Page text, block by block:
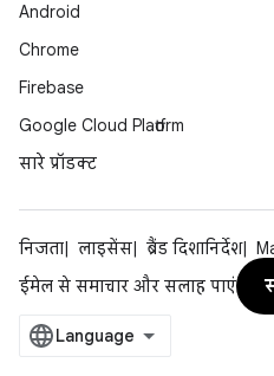
Android
Chrome
Firebase
Google Cloud Platform
सारे प्रॉडक्ट
निजता लाइसेंस ब्रैंड दिशानिर्देश
ईमेल से समाचार और सलाह पाएं